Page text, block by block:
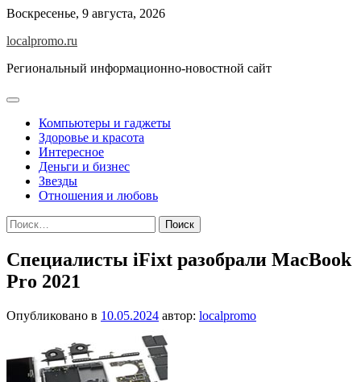
Перейти
содержимому
Воскресенье, 9 августа, 2026
localpromo.ru
Региональный информационно-новостной сайт
Компьютеры и гаджеты
Здоровье и красота
Интересное
Деньги и бизнес
Звезды
Отношения и любовь
Найти:
Специалисты iFixt разобрали MacBook
Pro 2021
Опубликовано в 10.05.2024 автор: localpromo